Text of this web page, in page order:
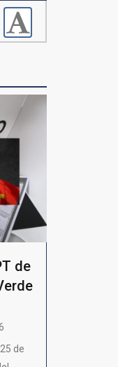
de
de